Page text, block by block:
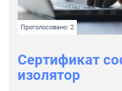
Проголосовано: 2
Сертификат
изолятор